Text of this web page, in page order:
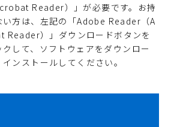
Reader）」が必要です。お持
い方は、左記の「Adobe Reader（A
Reader）」ダウンロードボタンを
クして、ソフトウェアをダウンロー
インストールしてください。